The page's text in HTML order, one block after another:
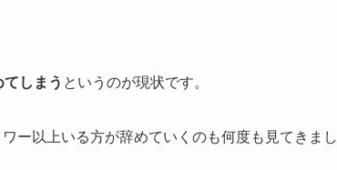
てしまう というのが現状です。
ー以上いる方が辞めていくのも何度も見てきまし